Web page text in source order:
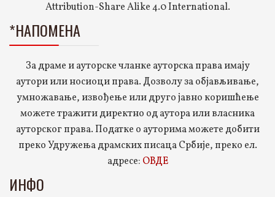
Attribution-Share Alike 4.0 International.
*НАПОМЕНА
За драме и ауторске чланке ауторска права имају
аутори или носиоци права. Дозволу за објављивање,
умножавање, извођење или друго јавно коришћење
можете тражити директно од аутора или власника
ауторског права. Податке о ауторима можете добити
преко Удружења драмских писаца Србије, преко ел.
адресе: ОВДЕ
ИНФО